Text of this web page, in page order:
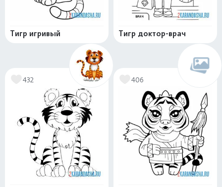
Тигр игривый Тигр доктор-врач
432 406